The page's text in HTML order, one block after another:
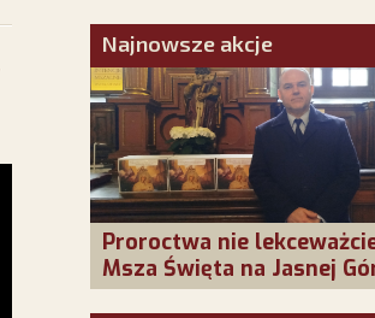
Najnowsze akcje
Proroctwa nie
Msza Święta na Jasnej
dziękujemy za Waszą